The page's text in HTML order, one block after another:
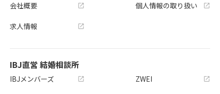
会社概要
求人情報
個人情報の取り扱い
IBJ直営 結婚相談所
IBJメンバーズ ZWEI